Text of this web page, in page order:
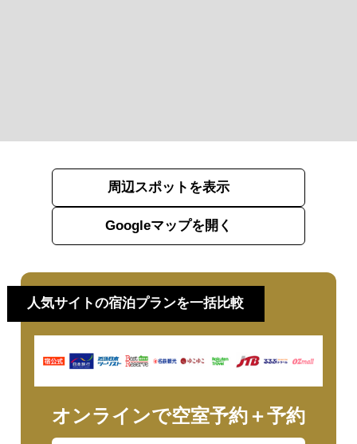
周辺スポットを表示
Googleマップを開く
人気サイトの宿泊プランを一括比較
オンラインで空室予約＋予約